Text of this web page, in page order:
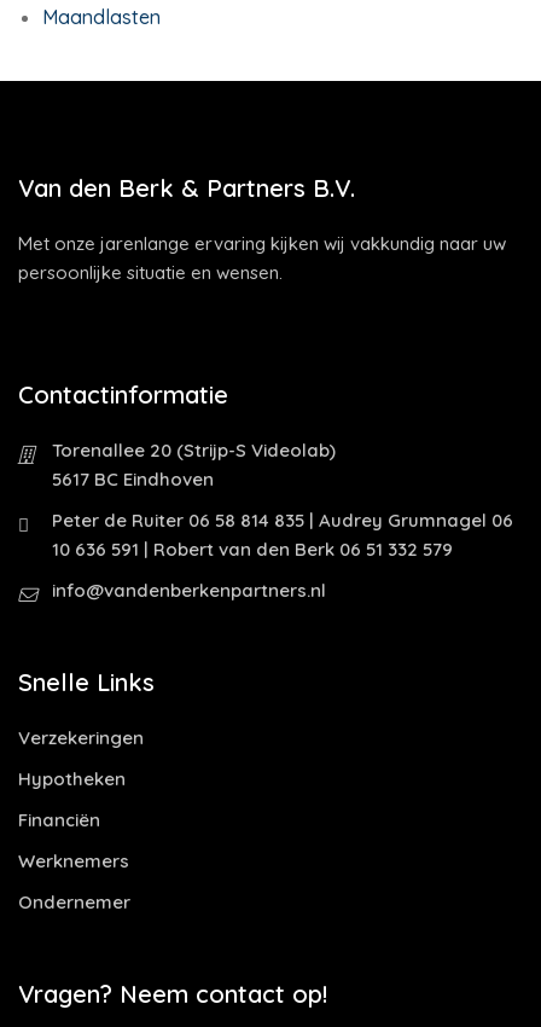
Maandlasten
Van den Berk & Partners B.V.
Met onze jarenlange ervaring kijken wij vakkundig naar uw
persoonlijke situatie en wensen.
Contactinformatie
Torenallee 20 (Strijp-S Videolab)
5617 BC Eindhoven
Peter de Ruiter 06 58 814 835 | Audrey Grumnagel 06
10 636 591 | Robert van den Berk 06 51 332 579
info@vandenberkenpartners.nl
Snelle Links
Verzekeringen
Hypotheken
Financiën
Werknemers
Ondernemer
Vragen? Neem contact op!